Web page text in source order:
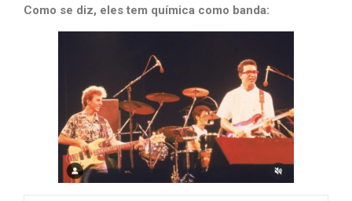
Como se diz, eles tem química como banda: